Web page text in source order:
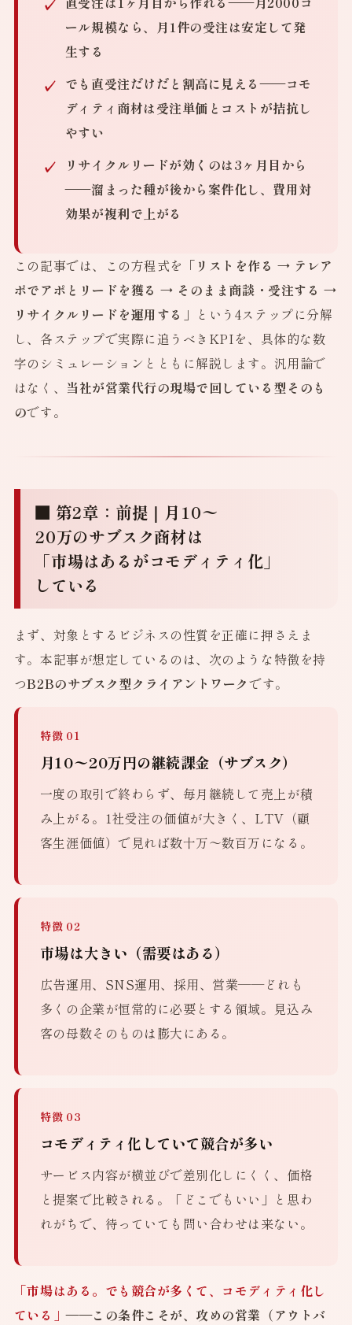
ール規模なら、月1件の受注は安定して発
生する
でも直受注だけだと割高に見える——コモ
ディティ商材は受注単価とコストが拮抗し
やすい
リサイクルリードが効くのは3ヶ月目から
——溜まった種が後から案件化し、費用対
効果が複利で上がる
この記事では、この方程式を 「リストを作る → テレア
ポでアポとリードを獲る → そのまま商談・受注する →
リサイクルリードを運用する」 という4ステップに分解
し、各ステップで実際に追うべきKPIを、具体的な数
字のシミュレーションとともに解説します。汎用論で
はなく、 当社が営業代行の現場で回している型そのも
のです。
■ 第2章：前提｜月10〜
20万のサブスク商材は
「市場はあるがコモディティ化」
している
まず、対象とするビジネスの性質を正確に押さえま
す。本記事が想定しているのは、次のような特徴を持
つB2Bのサブスク型クライアントワークです。
特徴 01
月10〜20万円の継続課金（サブスク）
一度の取引で終わらず、毎月継続して売上が積
み上がる。1社受注の価値が大きく、LTV（顧
客生涯価値）で見れば数十万〜数百万になる。
特徴 02
市場は大きい（需要はある）
広告運用、SNS運用、採用、営業——どれも
多くの企業が恒常的に必要とする領域。見込み
客の母数そのものは膨大にある。
特徴 03
コモディティ化していて競合が多い
サービス内容が横並びで差別化しにくく、価格
と提案で比較される。「どこでもいい」と思わ
れがちで、待っていても問い合わせは来ない。
「市場はある。でも競合が多くて、コモディティ化し
ている」——この条件こそが、攻めの営業（アウトバ